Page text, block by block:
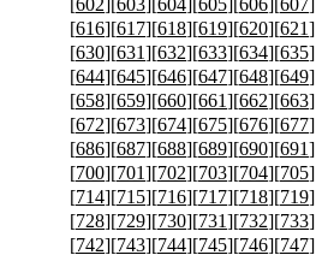
[616][617][618][619][620][621
[630][631][632][633][634][635
[644][645][646][647][648][649
[658][659][660][661][662][663
[672][673][674][675][676][677
[686][687][688][689][690][691
[700][701][702][703][704][705
[714][715][716][717][718][719
[728][729][730][731][732][733
[742][743][744][745][746][747